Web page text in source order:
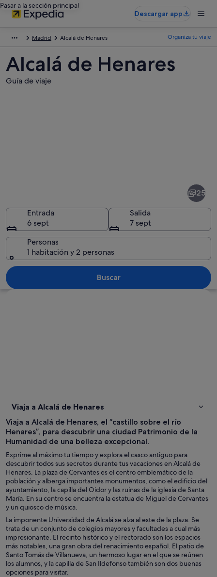
Pasar a la sección principal
Descargar app
Madrid Alcalá de Henares Organiza tu viaje
Alcalá de Henares
Guía de viaje
Henares
Una familia caminando por un
25
Entrada
6 sept
Salida
7 sept
Personas
1 habitación y 2 personas
Buscar
Viaja a Alcalá de Henares
Viaja a Alcalá de Henares, el “castillo sobre el río
Henares”, para descubrir una ciudad Patrimonio de la
Humanidad de una belleza excepcional.
Exprime al máximo tu tiempo y explora el casco antiguo para
descubrir todos sus secretos durante tus vacaciones en Alcalá de
Henares. La plaza de Cervantes es el centro emblemático de la
población y alberga importantes monumentos, como el edificio del
ayuntamiento, la capilla del Oidor y las ruinas de la iglesia de Santa
María. En su centro se encuentra la estatua de Miguel de Cervantes
y un quiosco de música.
La imponente Universidad de Alcalá se alza al este de la plaza. Se
trata de un conjunto de colegios mayores y facultades a cual más
impresionante. El recinto histórico y el rectorado son los espacios
más notables, una gran obra del renacimiento español. El patio de
Santo Tomás de Villanueva, un hermoso lugar en el que se reúnen
los alumnos, y la capilla de San Ildefonso también son dos buenas
opciones para visitar.